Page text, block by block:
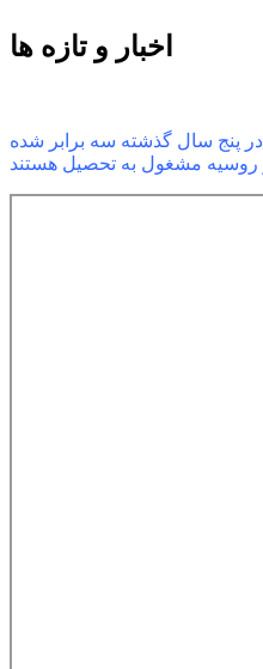
اخبار و تازه ها
در پنج سال گذشته سه برابر شده